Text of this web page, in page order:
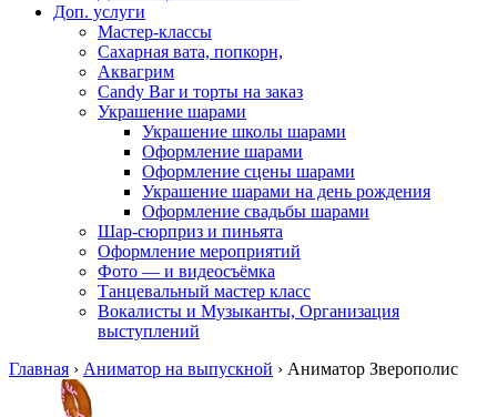
Доп. услуги
Мастер-классы
Сахарная вата, попкорн,
Аквагрим
Candy Bar и торты на заказ
Украшение шарами
Украшение школы шарами
Оформление шарами
Оформление сцены шарами
Украшение шарами на день рождения
Оформление свадьбы шарами
Шар-сюрприз и пиньята
Оформление мероприятий
Фото — и видеосъёмка
Танцевальный мастер класс
Вокалисты и Музыканты, Организация
выступлений
Главная › Аниматор на выпускной › Аниматор Зверополис